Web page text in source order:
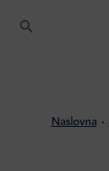
Naslovna